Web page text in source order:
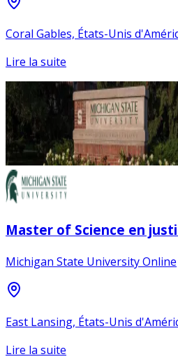
Coral Gables, États-Unis
Lire la suite
Master of Science en
Michigan State University Online
East Lansing, États-Unis
Lire la suite